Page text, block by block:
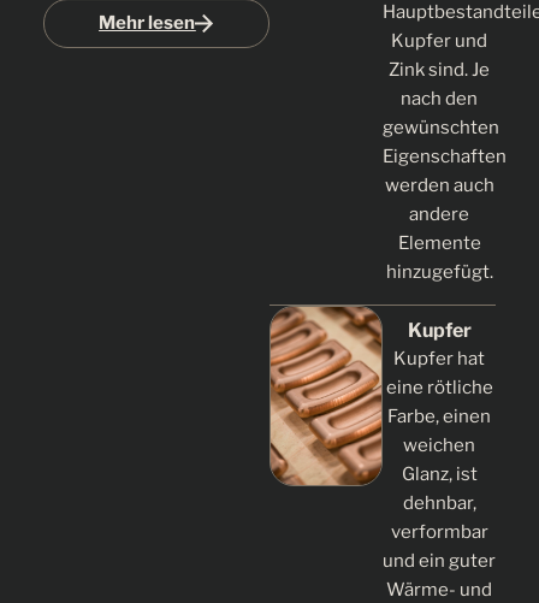
Mehr lesen
Kupfer und
Zink sind. Je
nach den
gewünschten
Eigenschaften
werden auch
andere
Elemente
hinzugefügt.
Kupfer
Kupfer hat
eine rötliche
Farbe, einen
weichen
Glanz, ist
dehnbar,
verformbar
und ein guter
Wärme- und